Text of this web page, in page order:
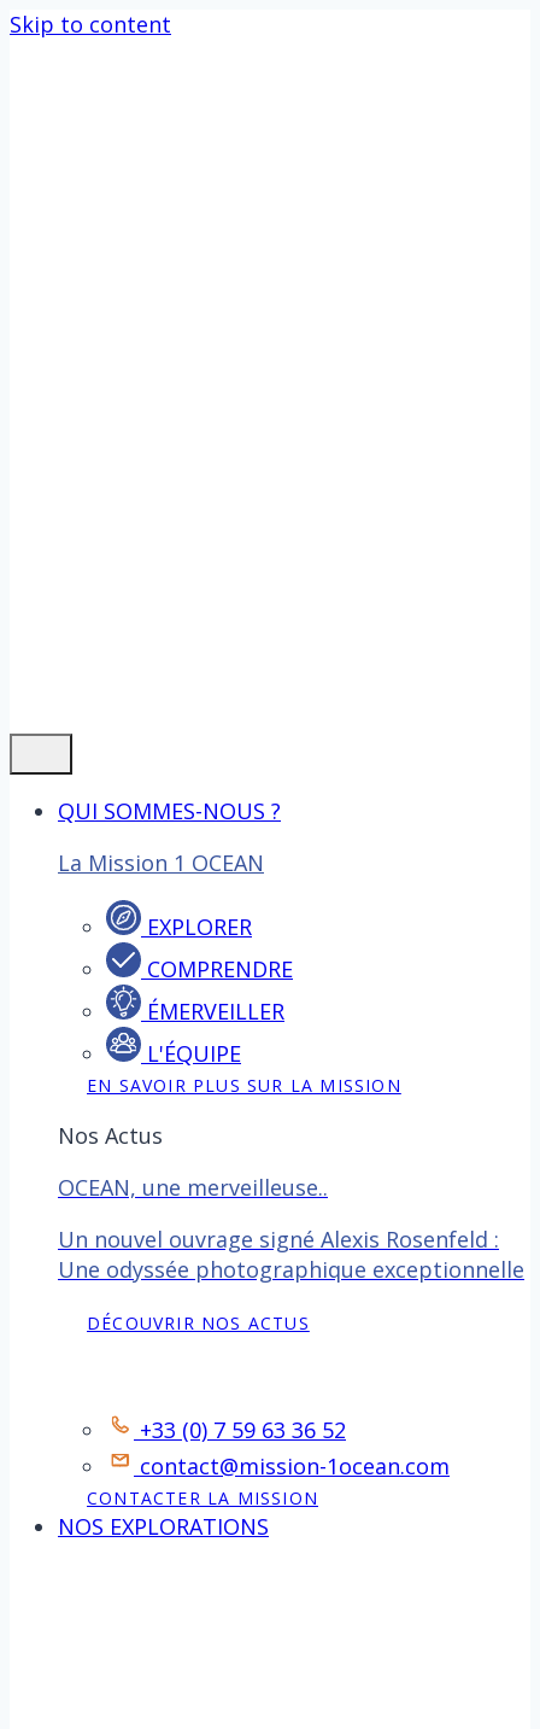
Skip to content
QUI SOMMES-NOUS ?
La Mission 1 OCEAN
EXPLORER
COMPRENDRE
ÉMERVEILLER
L'ÉQUIPE
EN SAVOIR PLUS SUR LA MISSION
Nos Actus
OCEAN, une merveilleuse..
Un nouvel ouvrage signé Alexis Rosenfeld :
Une odyssée photographique exceptionnelle
DÉCOUVRIR NOS ACTUS
+33 (0) 7 59 63 36 52
contact@mission-1ocean.com
CONTACTER LA MISSION
NOS EXPLORATIONS